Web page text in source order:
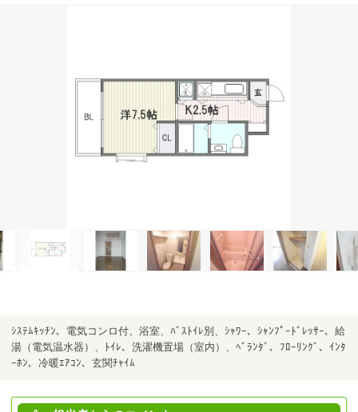
ｼｽﾃﾑｷｯﾁﾝ、電気コンロ付、浴室、ﾊﾞｽﾄｲﾚ別、ｼｬﾜｰ、ｼｬﾝﾌﾟｰﾄﾞﾚｯｻｰ、給
湯（電気温水器）、ﾄｲﾚ、洗濯機置場（室内）、ﾍﾞﾗﾝﾀﾞ、ﾌﾛｰﾘﾝｸﾞ、ｲﾝﾀ
ｰﾎﾝ、冷暖ｴｱｺﾝ、玄関ﾁｬｲﾑ